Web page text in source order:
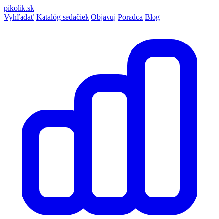
pikolik.sk
Vyhľadať Katalóg sedačiek Objavuj Poradca Blog